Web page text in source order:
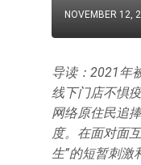
NOVEMBER 12,
导读：2021年
线下门店不惧
网络原住民追
度。在面对面
生”的短暂刺激